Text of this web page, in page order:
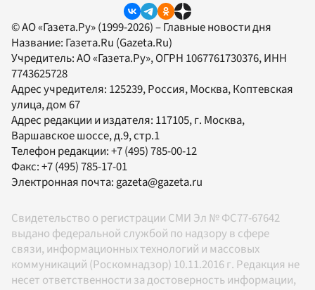
© АО «Газета.Ру» (1999-2026) – Главные новости дня
Название: Газета.Ru (Gazeta.Ru)
Учредитель:АО «Газета.Ру», ОГРН 1067761730376, ИНН
7743625728
Адрес учредителя: 125239, Россия, Москва, Коптевская
улица, дом 67
Адрес редакции и издателя: 117105, г. Москва,
Варшавское шоссе, д.9, стр.1
Телефон редакции:+7 (495) 785-00-12
Факс:+7 (495) 785-17-01
Электронная почта:gazeta@gazeta.ru
Свидетельство о регистрации СМИ Эл № ФС77-67642
выдано федеральной службой по надзору в сфере
связи, информационных технологий и массовых
коммуникаций (Роскомнадзор) 10.11.2016 г. Редакция не
несет ответственности за достоверность информации,